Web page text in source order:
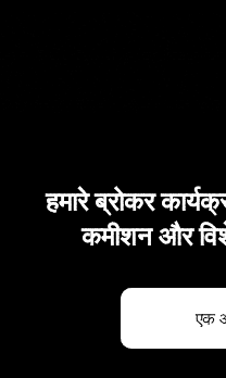
हमारे ब्रोकर
कमीशन और
एक